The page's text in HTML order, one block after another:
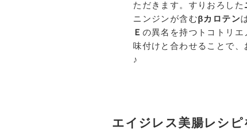
ただきます。すりおろした
ニンジンが含むβカロテン
Ｅ の異名を持つトコトリ
味付けと合わせることで
♪
エイジレス美腸レシピ